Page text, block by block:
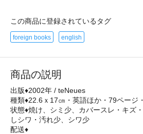
この商品に登録されているタグ
foreign books english
商品の説明
出版♦2002年 / teNeues
種類♦22.6ｘ17㎝・英語ほか・79ページ
状態♦焼け、シミ少、カバースレ・キズ
しシワ・汚れ少、シワ少
配送♦